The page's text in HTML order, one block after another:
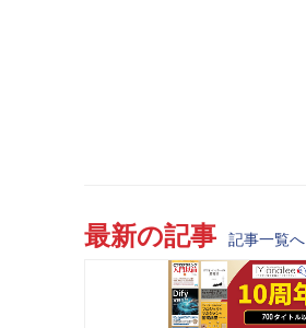
最新の記事 記事一覧へ